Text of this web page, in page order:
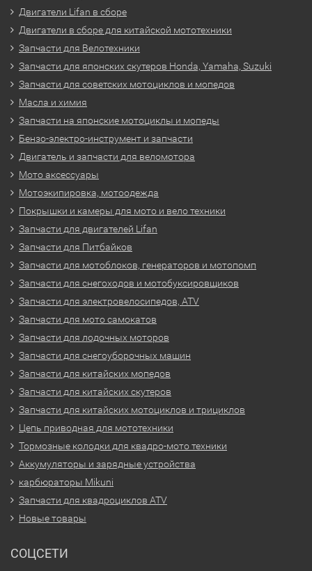
Двигатели Lifan в сборе
Двигатели в сборе для китайской мототехники
Запчасти для Велотехники
Запчасти для японских скутеров Honda, Yamaha, Suzuki
Запчасти для советских мотоциклов и мопедов
Масла и химия
Запчасти на японские мотоциклы и мопеды
Бензо-электро-инструмент и запчасти
Двигатель и запчасти для веломотора
Мото аксессуары
Мотоэкипировка, мотоодежда
Покрышки и камеры для мото и вело техники
Запчасти для двигателей Lifan
Запчасти для Питбайков
Запчасти для мотоблоков, генераторов и мотопомп
Запчасти для снегоходов и мотобуксировщиков
Запчасти для электровелосипедов, ATV
Запчасти для мото самокатов
Запчасти для лодочных моторов
Запчасти для снегоуборочных машин
Запчасти для китайских мопедов
Запчасти для китайских скутеров
Запчасти для китайских мотоциклов и трициклов
Цепь приводная для мототехники
Тормозные колодки для квадро-мото техники
Аккумуляторы и зарядные устройства
карбюраторы Mikuni
Запчасти для квадроциклов ATV
Новые товары
СОЦСЕТИ